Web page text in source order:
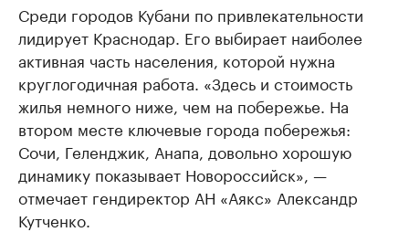
Среди городов Кубани по привлекательности
лидирует Краснодар. Его выбирает наиболее
активная часть населения, которой нужна
круглогодичная работа. «Здесь и стоимость
жилья немного ниже, чем на побережье. На
втором месте ключевые города побережья:
Сочи, Геленджик, Анапа, довольно хорошую
динамику показывает Новороссийск», —
отмечает гендиректор АН «Аякс» Александр
Кутченко.